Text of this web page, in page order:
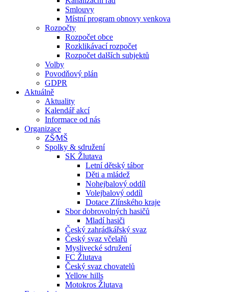
Smlouvy
Místní program obnovy venkova
Rozpočty
Rozpočet obce
Rozklikávací rozpočet
Rozpočet dalších subjektů
Volby
Povodňový plán
GDPR
Aktuálně
Aktuality
Kalendář akcí
Informace od nás
Organizace
ZŠ⁄MŠ
Spolky & sdružení
SK Žlutava
Letní dětský tábor
Děti a mládež
Nohejbalový oddíl
Volejbalový oddíl
Dotace Zlínského kraje
Sbor dobrovolných hasičů
Mladí hasiči
Český zahrádkářský svaz
Český svaz včelařů
Myslivecké sdružení
FC Žlutava
Český svaz chovatelů
Yellow hills
Motokros Žlutava